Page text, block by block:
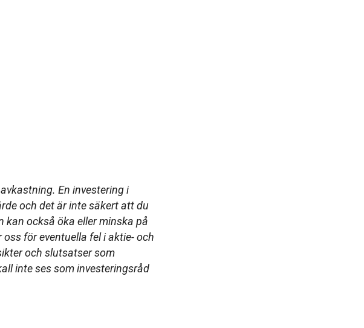
En investering i
och det är inte säkert att du
kan också öka eller minska på
för eventuella fel i aktie- och
och slutsatser som
inte ses som investeringsråd